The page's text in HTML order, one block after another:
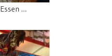
Essen …